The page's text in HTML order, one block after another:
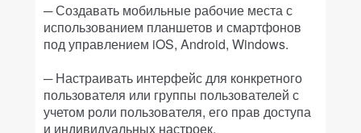
─ Создавать мобильные рабочие места с
использованием планшетов и смартфонов
под управлением iOS, Android, Windows.
─ Настраивать интерфейс для конкретного
пользователя или группы пользователей с
учетом роли пользователя, его прав доступа
и индивидуальных настроек.